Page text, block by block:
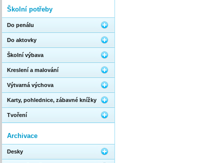
Školní potřeby
Do penálu
Do aktovky
Školní výbava
Kreslení a malování
Výtvarná výchova
Karty, pohlednice, zábavné knížky
Tvoření
Archivace
Desky